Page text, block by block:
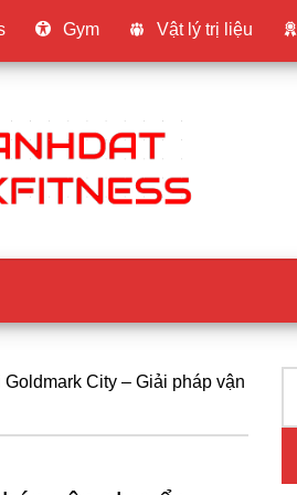
Gym Vật lý trị liệu
City – Giải pháp vận